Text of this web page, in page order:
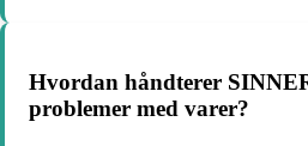
Hvordan håndterer
problemer med varer?